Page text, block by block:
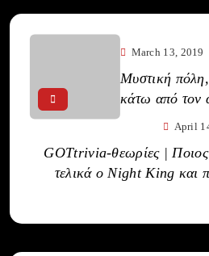
March 13, 2019
Μυστική
κάτω από τον
April
GOTtrivia-θεωρίες | Ποιος
τελικά ο Night King και